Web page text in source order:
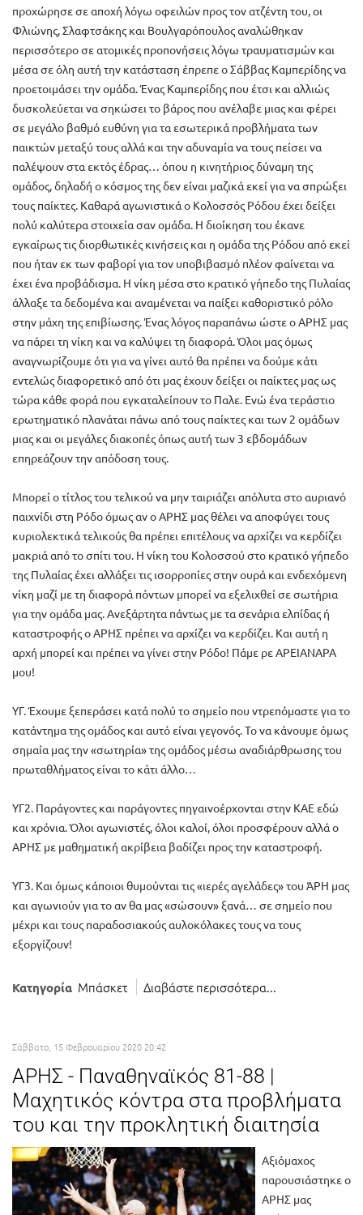
προχώρησε σε αποχή λόγω οφειλών προς τον ατζέντη του, οι
Φλιώνης, Σλαφτσάκης και Βουλγαρόπουλος αναλώθηκαν
περισσότερο σε ατομικές προπονήσεις λόγω τραυματισμών και
μέσα σε όλη αυτή την κατάσταση έπρεπε ο Σάββας Καμπερίδης να
προετοιμάσει την ομάδα. Ένας Καμπερίδης που έτσι και αλλιώς
δυσκολεύεται να σηκώσει το βάρος που ανέλαβε μιας και φέρει
σε μεγάλο βαθμό ευθύνη για τα εσωτερικά προβλήματα των
παικτών μεταξύ τους αλλά και την αδυναμία να τους πείσει να
παλέψουν στα εκτός έδρας… όπου η κινητήριος δύναμη της
ομάδος, δηλαδή ο κόσμος της δεν είναι μαζικά εκεί για να σπρώξει
τους παίκτες. Καθαρά αγωνιστικά ο Κολοσσός Ρόδου έχει δείξει
πολύ καλύτερα στοιχεία σαν ομάδα. Η διοίκηση του έκανε
εγκαίρως τις διορθωτικές κινήσεις και η ομάδα της Ρόδου από εκεί
που ήταν εκ των φαβορί για τον υποβιβασμό πλέον φαίνεται να
έχει ένα προβάδισμα. Η νίκη μέσα στο κρατικό γήπεδο της Πυλαίας
άλλαξε τα δεδομένα και αναμένεται να παίξει καθοριστικό ρόλο
στην μάχη της επιβίωσης. Ένας λόγος παραπάνω ώστε ο ΑΡΗΣ μας
να πάρει τη νίκη και να καλύψει τη διαφορά. Όλοι μας όμως
αναγνωρίζουμε ότι για να γίνει αυτό θα πρέπει να δούμε κάτι
εντελώς διαφορετικό από ότι μας έχουν δείξει οι παίκτες μας ως
τώρα κάθε φορά που εγκαταλείπουν το Παλε. Ενώ ένα τεράστιο
ερωτηματικό πλανάται πάνω από τους παίκτες και των 2 ομάδων
μιας και οι μεγάλες διακοπές όπως αυτή των 3 εβδομάδων
επηρεάζουν την απόδοση τους.
Μπορεί ο τίτλος του τελικού να μην ταιριάζει απόλυτα στο αυριανό
παιχνίδι στη Ρόδο όμως αν ο ΑΡΗΣ μας θέλει να αποφύγει τους
κυριολεκτικά τελικούς θα πρέπει επιτέλους να αρχίζει να κερδίζει
μακριά από το σπίτι του. Η νίκη του Κολοσσού στο κρατικό γήπεδο
της Πυλαίας έχει αλλάξει τις ισορροπίες στην ουρά και ενδεχόμενη
νίκη μαζί με τη διαφορά πόντων μπορεί να εξελιχθεί σε σωτήρια
για την ομάδα μας. Ανεξάρτητα πάντως με τα σενάρια ελπίδας ή
καταστροφής ο ΑΡΗΣ πρέπει να αρχίζει να κερδίζει. Και αυτή η
αρχή μπορεί και πρέπει να γίνει στην Ρόδο! Πάμε ρε ΑΡΕΙΑΝΑΡΑ
μου!
ΥΓ. Έχουμε ξεπεράσει κατά πολύ το σημείο που ντρεπόμαστε για το
κατάντημα της ομάδος και αυτό είναι γεγονός. Το να κάνουμε όμως
σημαία μας την «σωτηρία» της ομάδος μέσω αναδιάρθρωσης του
πρωταθλήματος είναι το κάτι άλλο…
ΥΓ2. Παράγοντες και παράγοντες πηγαινοέρχονται στην ΚΑΕ εδώ
και χρόνια. Όλοι αγωνιστές, όλοι καλοί, όλοι προσφέρουν αλλά ο
ΑΡΗΣ με μαθηματική ακρίβεια βαδίζει προς την καταστροφή.
ΥΓ3. Και όμως κάποιοι θυμούνται τις «ιερές αγελάδες» του ΆΡΗ μας
και αγωνιούν για το αν θα μας «σώσουν» ξανά… σε σημείο που
μέχρι και τους παραδοσιακούς αυλοκόλακες τους να τους
εξοργίζουν!
Κατηγορία Μπάσκετ Διαβάστε περισσότερα...
Σάββατο, 15 Φεβρουαρίου 2020 20:42
ΑΡΗΣ - Παναθηναϊκός 81-88 |
Μαχητικός κόντρα στα προβλήματα
του και την προκλητική διαιτησία
Αξιόμαχος
παρουσιάστηκε ο
ΑΡΗΣ μας